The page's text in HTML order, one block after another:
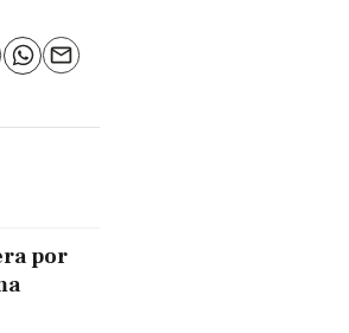
WhatsApp
Email
por